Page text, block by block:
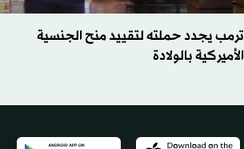
ترمب يجدد حملته لتقييد منح الجنسية
الأميركية بالولادة